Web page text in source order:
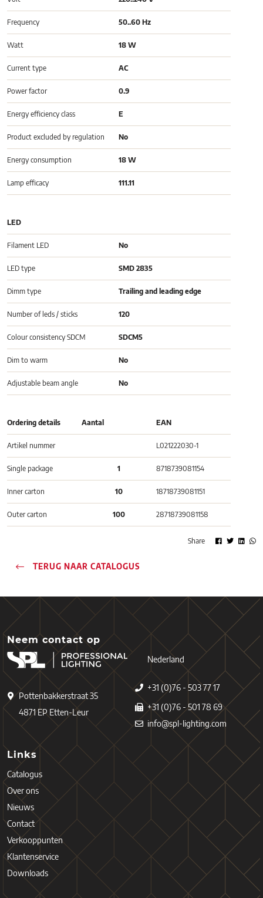
Frequency 50..60 Hz
Watt 18 W
Current type AC
Power factor 0.9
Energy efficiency class E
Product excluded by regulation No
Energy consumption 18 W
Lamp efficacy 111.11
LED
Filament LED No
LED type SMD 2835
Dimm type Trailing and leading edge
Number of leds / sticks 120
Colour consistency SDCM SDCM5
Dim to warm No
Adjustable beam angle No
Ordering details Aantal EAN
Artikel nummer L021222030-1
Single package 1 8718739081154
Inner carton 10 18718739081151
Outer carton 100 28718739081158
Share
TERUG NAAR CATALOGUS
Neem contact op
Pottenbakkerstraat 35
4871 EP Etten-Leur
Nederland
+31 (0)76 - 503 77 17
+31 (0)76 - 501 78 69
info@spl-lighting.com
Links
Catalogus
Over ons
Nieuws
Contact
Verkooppunten
Klantenservice
Downloads